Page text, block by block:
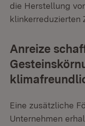
die Herstellung
klinkerreduzierten
Anreize
Eine zusätzliche
Unternehmen